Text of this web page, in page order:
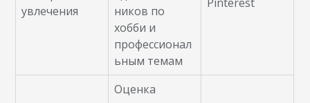
увлечения
ников по
хобби и
профессионал
ьным темам
Оценка